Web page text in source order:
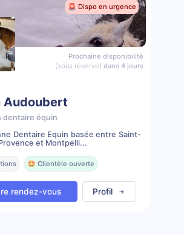
🚨 Dispo en urgence
Prochaine disponibilité
(sous réserve) dans 4 jours
Audoubert
dentaire équin
Dentaire Équin basée entre Saint-
et Montpelli...
🤩 Clientèle ouverte
rendez-vous Profil